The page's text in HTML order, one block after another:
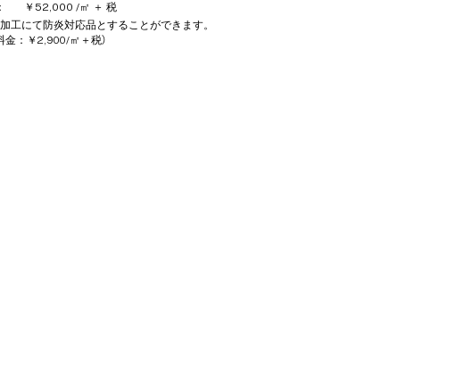
￥52,000 /㎡ ＋ 税
工にて防炎対応品とすることができます。
金：￥2,900/㎡＋税）